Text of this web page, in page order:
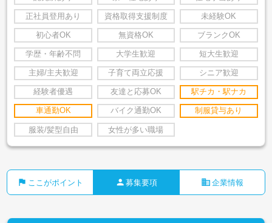
正社員登用あり 資格取得支援制度 未経験OK
初心者OK 無資格OK ブランクOK
学歴・年齢不問 大学生歓迎 短大生歓迎
主婦/主夫歓迎 子育て両立応援 シニア歓迎
経験者優遇 友達と応募OK 駅チカ・駅ナカ
車通勤OK バイク通勤OK 制服貸与あり
服装/髪型自由 女性が多い職場
flag ここがポイント person 募集要項 business 企業情報